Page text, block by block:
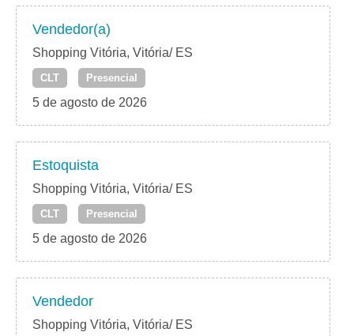
Vendedor(a)
Shopping Vitória, Vitória/ ES
CLT Presencial
5 de agosto de 2026
Estoquista
Shopping Vitória, Vitória/ ES
CLT Presencial
5 de agosto de 2026
Vendedor
Shopping Vitória, Vitória/ ES